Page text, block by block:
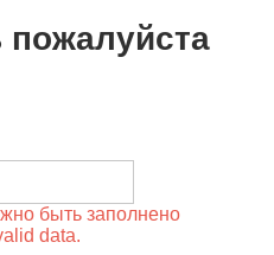
пожалуйста
быть заполнено
data.